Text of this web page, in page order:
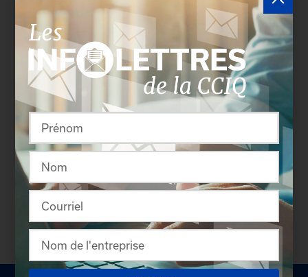
– 30 –
Sources :
Sarah Vertefeuille
Agente de communication
Chambre de commerce et d’industrie de Québec
418 692-3853, poste 234
svertefeuille@ccquebec.ca
Nataly Rae
Directrice générale
Fondation communautaire du grand Québec
418 521-6664, poste 225
nrae@fcommunautaire.com